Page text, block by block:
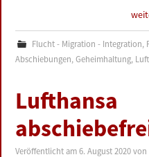
Flucht - Migration - Integration,
Abschiebungen,Geheimhaltung,
Lufthansa
Veröffentlicht am6. August 2020 von